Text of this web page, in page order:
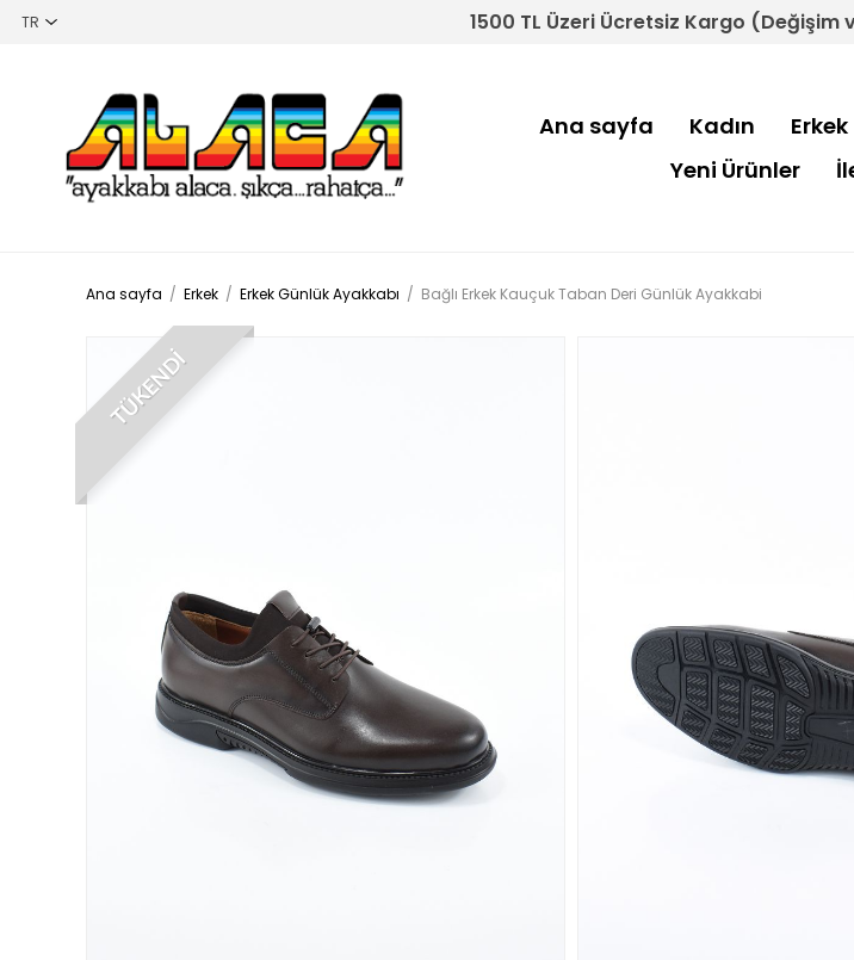
1500 TL Üzeri Ücretsiz Kargo
Ana sayfa Kadın Erkek
Yeni Ürünler
Ana sayfa / Erkek / Erkek Günlük Ayakkabı / Bağlı Erkek Kauçuk Taban Deri Günlük Ayakkabi
TÜKENDİ